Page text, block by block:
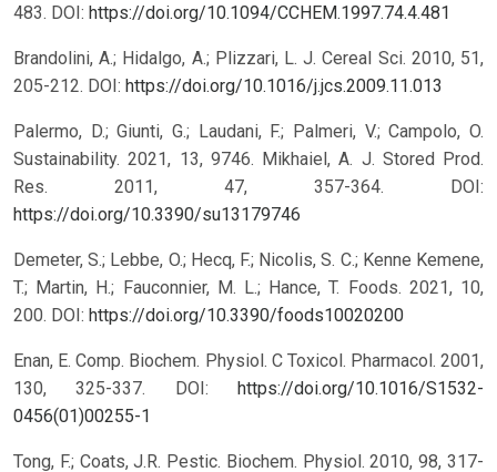
483. DOI: https://doi.org/10.1094/CCHEM.1997.74.4.481
Brandolini, A.; Hidalgo, A.; Plizzari, L. J. Cereal Sci. 2010, 51,
205-212. DOI: https://doi.org/10.1016/j.jcs.2009.11.013
Palermo, D.; Giunti, G.; Laudani, F.; Palmeri, V.; Campolo, O.
Sustainability. 2021, 13, 9746. Mikhaiel, A. J. Stored Prod.
Res. 2011, 47, 357-364. DOI:
https://doi.org/10.3390/su13179746
Demeter, S.; Lebbe, O.; Hecq, F.; Nicolis, S. C.; Kenne Kemene,
T.; Martin, H.; Fauconnier, M. L.; Hance, T. Foods. 2021, 10,
200. DOI: https://doi.org/10.3390/foods10020200
Enan, E. Comp. Biochem. Physiol. C Toxicol. Pharmacol. 2001,
130, 325-337. DOI:https://doi.org/10.1016/S1532-
0456(01)00255-1
Tong, F.; Coats, J.R. Pestic. Biochem. Physiol. 2010, 98, 317-